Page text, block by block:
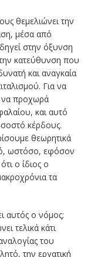
θεμελιώνει την
μέσα από
στην όξυνση
κατεύθυνση που
και αναγκαία
Για να
να προχωρά
και αυτό
κέρδους.
θεωρητικά
ωστόσο, εφόσον
ο ίδιος ο
τα
αυτός ο νόμος;
τελικά κάτι
του
την εργατική